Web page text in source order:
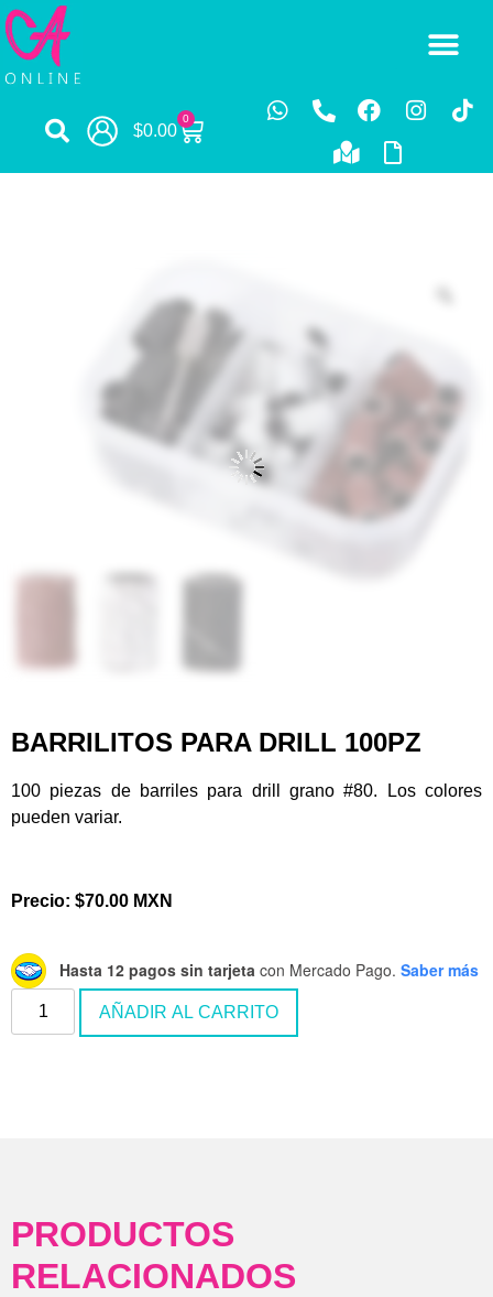
$0.00
0
BARRILITOS PARA DRILL 100PZ
100 piezas de barriles para drill grano #80. Los colores
pueden variar.
Precio: $70.00 MXN
Hasta 12 pagos sin tarjeta con Mercado Pago. Saber más
AÑADIR AL CARRITO
PRODUCTOS
RELACIONADOS